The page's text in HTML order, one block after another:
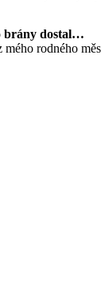
brány dostal…
rodného